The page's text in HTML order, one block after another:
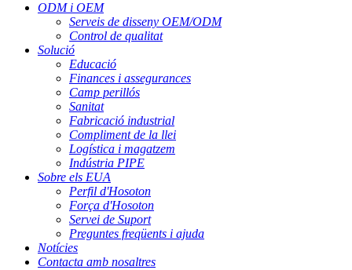
ODM i OEM
Serveis de disseny OEM/ODM
Control de qualitat
Solució
Educació
Finances i assegurances
Camp perillós
Sanitat
Fabricació industrial
Compliment de la llei
Logística i magatzem
Indústria PIPE
Sobre els EUA
Perfil d'Hosoton
Força d'Hosoton
Servei de Suport
Preguntes freqüents i ajuda
Notícies
Contacta amb nosaltres